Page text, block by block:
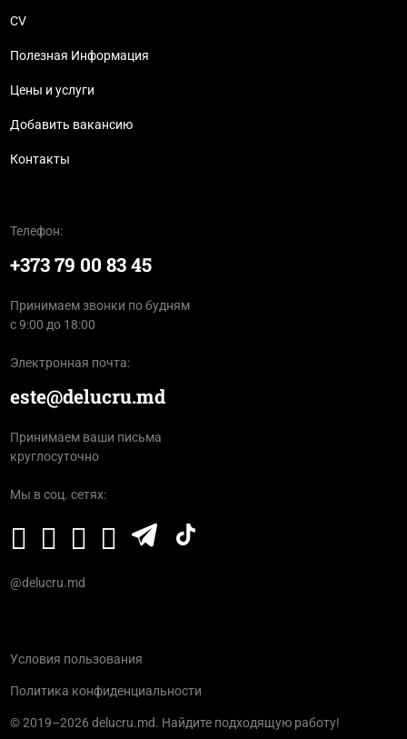
CV
Полезная Информация
Цены и услуги
Добавить вакансию
Контакты
Телефон:
+373 79 00 83 45
Принимаем звонки по будням
с 9:00 до 18:00
Электронная почта:
este@delucru.md
Принимаем ваши письма
круглосуточно
Мы в соц. сетях:
@delucru.md
© 2019–2026 delucru.md. Найдите подходящую работу!
Условия пользования
Политика конфиденциальности